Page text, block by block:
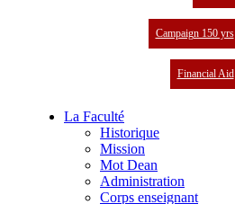
Campaign 150 yrs
Financial Aid
La Faculté
Historique
Mission
Mot Dean
Administration
Corps enseignant